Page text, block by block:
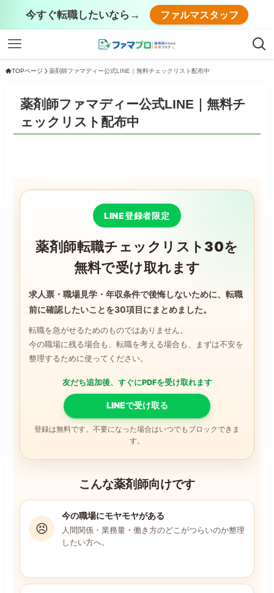
今すぐ転職したいなら→ ファルマスタッフ
TOPページ 薬剤師ファマディー公式LINE｜無料チェックリスト配布中
薬剤師ファマディー公式LINE｜無料チ
ェックリスト配布中
LINE登録者限定
薬剤師転職チェックリスト30を
無料で受け取れます
求人票・職場見学・年収条件で後悔しないために、転職
前に確認したいことを30項目にまとめました。
転職を急がせるためのものではありません。
今の職場に残る場合も、転職を考える場合も、まずは不安を
整理するために使ってください。
友だち追加後、すぐにPDFを受け取れます
LINEで受け取る
登録は無料です。不要になった場合はいつでもブロックできま
す。
こんな薬剤師向けです
😣
今の職場にモヤモヤがある
人間関係・業務量・働き方のどこがつらいのか整理
したい方へ。